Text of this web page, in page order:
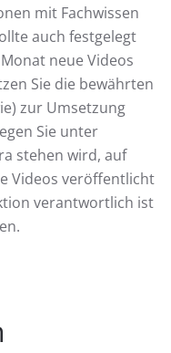
mit Fachwissen
auch festgelegt
neue Videos
Sie die bewährten
zur Umsetzung
Sie unter
stehen wird, auf
Videos veröffentlicht
verantwortlich ist